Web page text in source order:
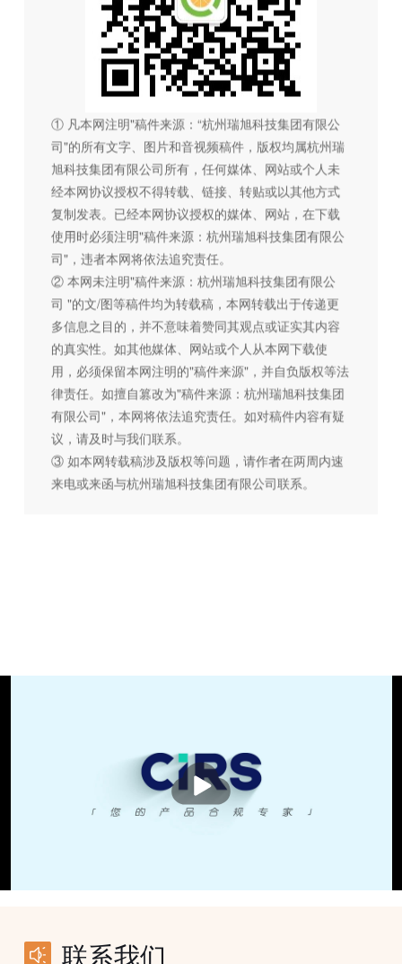
① 凡本网注明"稿件来源：“杭州瑞旭科技集团有限公
司"的所有文字、图片和音视频稿件，版权均属杭州瑞
旭科技集团有限公司所有，任何媒体、网站或个人未
经本网协议授权不得转载、链接、转贴或以其他方式
复制发表。已经本网协议授权的媒体、网站，在下载
使用时必须注明"稿件来源：杭州瑞旭科技集团有限公
司"，违者本网将依法追究责任。
② 本网未注明"稿件来源：杭州瑞旭科技集团有限公
司 "的文/图等稿件均为转载稿，本网转载出于传递更
多信息之目的，并不意味着赞同其观点或证实其内容
的真实性。如其他媒体、网站或个人从本网下载使
用，必须保留本网注明的"稿件来源"，并自负版权等法
律责任。如擅自篡改为"稿件来源：杭州瑞旭科技集团
有限公司"，本网将依法追究责任。如对稿件内容有疑
议，请及时与我们联系。
③ 如本网转载稿涉及版权等问题，请作者在两周内速
来电或来函与杭州瑞旭科技集团有限公司联系。
播
放
联系我们